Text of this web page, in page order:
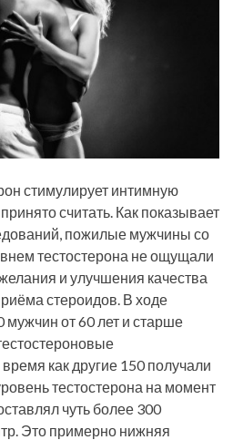
стимулирует интимную
считать. Как показывает
пожилые мужчины со
тестостерона не ощущали
и улучшения качества
стероидов. В ходе
мужчин от 60 лет и старше
как другие 150 получали
тестостерона на момент
чуть более 300
Это примерно нижняя